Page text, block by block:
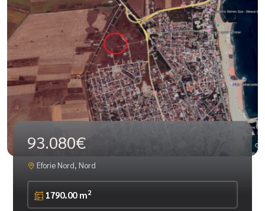
93.080€
Eforie Nord, Nord
1790.00 m2